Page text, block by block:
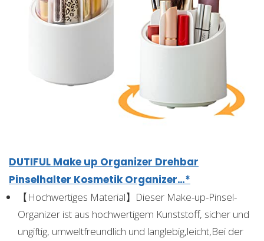
DUTIFUL Make up Organizer Drehbar
Pinselhalter Kosmetik Organizer…*
【Hochwertiges Material】Dieser Make-up-Pinsel-
Organizer ist aus hochwertigem Kunststoff, sicher und
ungiftig, umweltfreundlich und langlebig,leicht,Bei der